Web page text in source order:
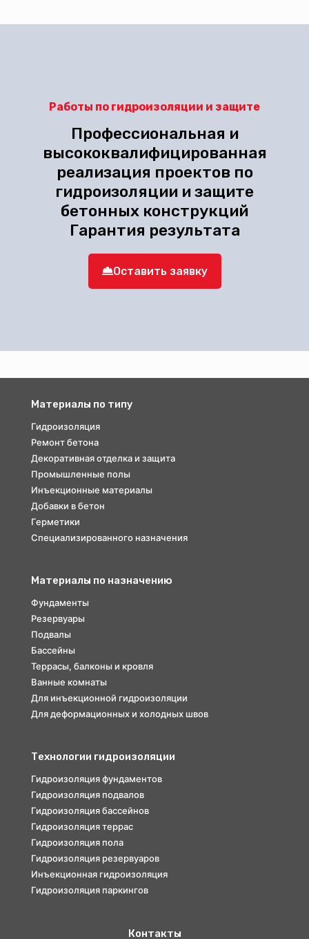
Работы по гидроизоляции и защите
Профессиональная и
высококвалифицированная
реализация проектов по
гидроизоляции и защите
бетонных конструкций
Гарантия результата
Оставить заявку
Материалы по типу
Гидроизоляция
Ремонт бетона
Декоративная отделка и защита
Промышленные полы
Инъекционные материалы
Добавки в бетон
Герметики
Специализированного назначения
Материалы по назначению
Фундаменты
Резервуары
Подвалы
Бассейны
Террасы, балконы и кровля
Ванные комнаты
Для инъекционной гидроизоляции
Для деформационных и холодных швов
Технологии гидроизоляции
Гидроизоляция фундаментов
Гидроизоляция подвалов
Гидроизоляция бассейнов
Гидроизоляция террас
Гидроизоляция пола
Гидроизоляция резервуаров
Инъекционная гидроизоляция
Гидроизоляция паркингов
Контакты